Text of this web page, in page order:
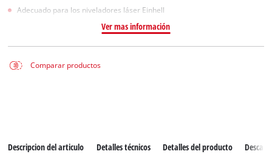
Adecuado para los niveladores láser Einhell
Ver mas información
Comparar productos
Descripcion del articulo Detalles técnicos Detalles del producto